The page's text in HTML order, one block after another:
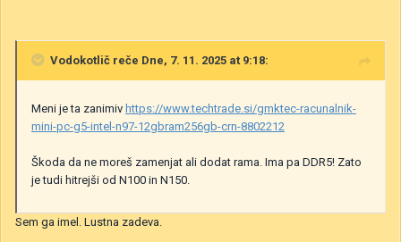
Vodokotlič reče Dne, 7. 11. 2025 at 9:18:
Meni je ta zanimiv https://www.techtrade.si/gmktec-racunalnik-
mini-pc-g5-intel-n97-12gbram256gb-crn-8802212
Škoda da ne moreš zamenjat ali dodat rama. Ima pa DDR5! Zato
je tudi hitrejši od N100 in N150.
Sem ga imel. Lustna zadeva.